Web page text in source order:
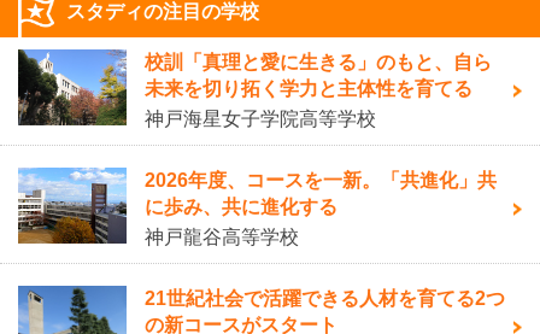
スタディの注目の学校
校訓「真理と愛に生きる」のもと、自ら
未来を切り拓く学力と主体性を育てる
神戸海星女子学院高等学校
2026年度、コースを一新。「共進化」共
に歩み、共に進化する
神戸龍谷高等学校
21世紀社会で活躍できる人材を育てる2つ
の新コースがスタート